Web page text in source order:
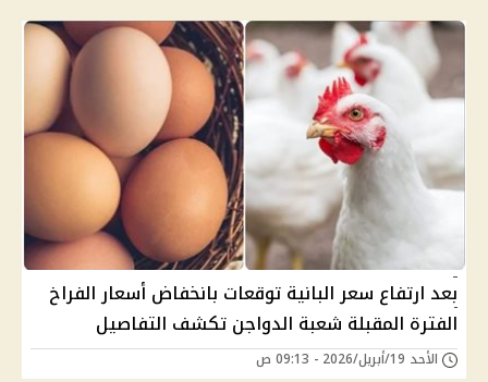
بعد ارتفاع سعر البانية توقعات بانخفاض أسعار الفراخ
الفترة المقبلة شعبة الدواجن تكشف التفاصيل
الأحد 19/أبريل/2026 - 09:13 ص